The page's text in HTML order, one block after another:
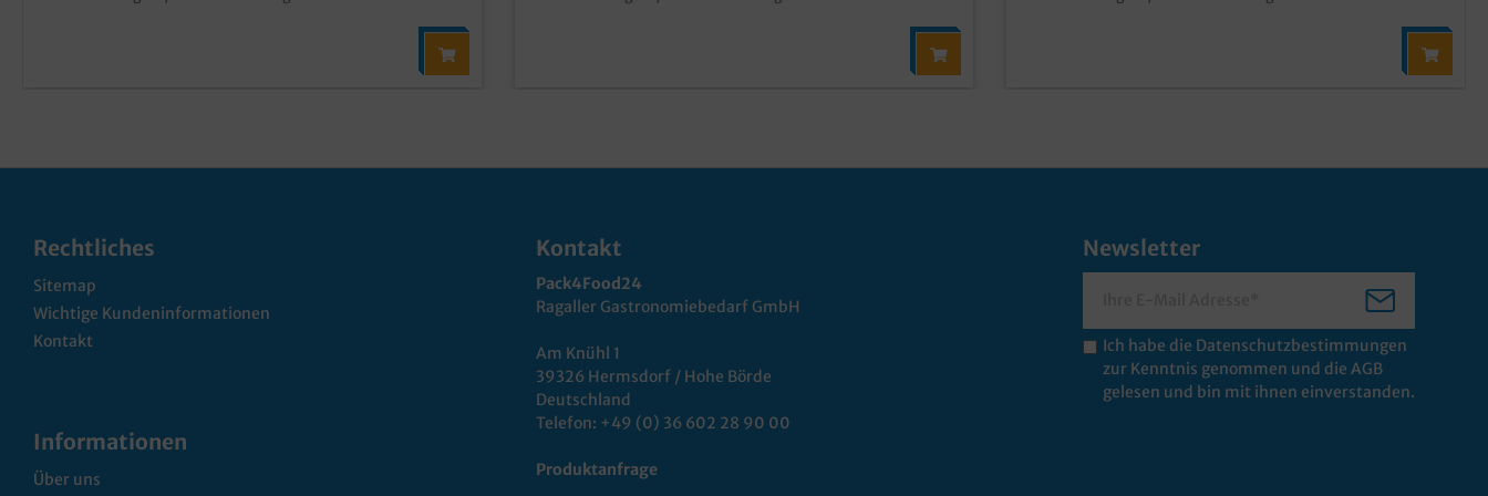
Rechtliches
Sitemap
Wichtige Kundeninformationen
Kontakt
Informationen
Über uns
Kontakt
Pack4Food24
Ragaller Gastronomiebedarf GmbH
Am Knühl 1
39326 Hermsdorf / Hohe Börde
Deutschland
Telefon: +49 (0) 36 602 28 90 00
Produktanfrage
Newsletter
Ich habe die Datenschutzbestimmungen
zur Kenntnis genommen und die AGB
gelesen und bin mit ihnen einverstanden.